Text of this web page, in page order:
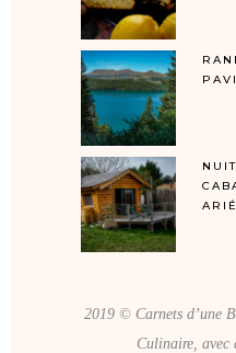
2019 © Carnets d’une
Culinaire,